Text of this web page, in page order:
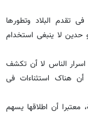
تقدم البلاد وتطورها
حدین لا ینبغی استخدام
اسرار الناس لا أن تکشف
هناک استثناءات فی
معتبرا أن اطلاقها یسهم